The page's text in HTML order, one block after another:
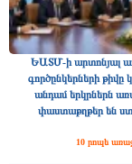
ԵԱՏՄ-ի արտոնյալ
գործընկերների թիվը
անդամ երկրներն
փաստաթղթեր են
10 րոպե